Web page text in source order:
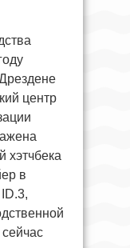
центр
хэтчбека
в